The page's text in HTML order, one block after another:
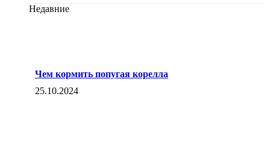
Недавние
Чем кормить попугая корелла
25.10.2024